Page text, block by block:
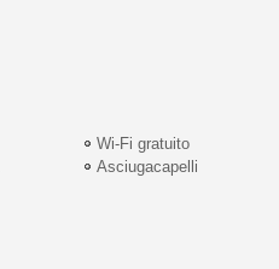
Wi-Fi gratuito
Asciugacapelli